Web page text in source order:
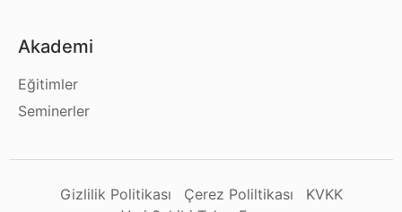
Akademi
Eğitimler
Seminerler
Gizlilik Politikası Çerez Poliltikası
KVKK